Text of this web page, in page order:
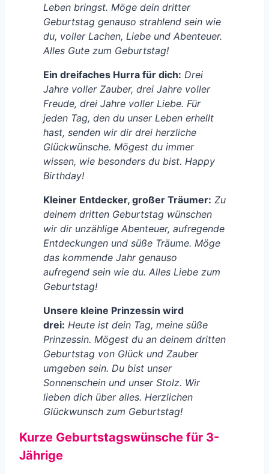
Leben bringst. Möge dein dritter
Geburtstag genauso strahlend sein wie
du, voller Lachen, Liebe und Abenteuer.
Alles Gute zum Geburtstag!
Ein dreifaches Hurra für dich: Drei
Jahre voller Zauber, drei Jahre voller
Freude, drei Jahre voller Liebe. Für
jeden Tag, den du unser Leben erhellt
hast, senden wir dir drei herzliche
Glückwünsche. Mögest du immer
wissen, wie besonders du bist. Happy
Birthday!
Kleiner Entdecker, großer Träumer: Zu
deinem dritten Geburtstag wünschen
wir dir unzählige Abenteuer, aufregende
Entdeckungen und süße Träume. Möge
das kommende Jahr genauso
aufregend sein wie du. Alles Liebe zum
Geburtstag!
Unsere kleine Prinzessin wird
drei: Heute ist dein Tag, meine süße
Prinzessin. Mögest du an deinem dritten
Geburtstag von Glück und Zauber
umgeben sein. Du bist unser
Sonnenschein und unser Stolz. Wir
lieben dich über alles. Herzlichen
Glückwunsch zum Geburtstag!
Kurze Geburtstagswünsche für 3-
Jährige